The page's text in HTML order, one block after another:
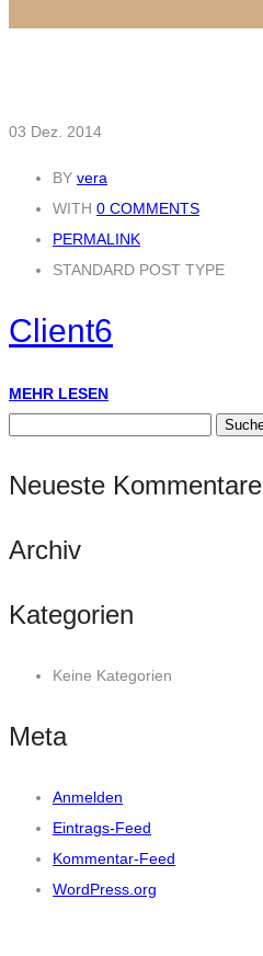
03 Dez. 2014
BY vera
WITH 0 COMMENTS
PERMALINK
STANDARD POST TYPE
Client6
MEHR LESEN
Neueste Kommentare
Archiv
Kategorien
Keine Kategorien
Meta
Anmelden
Eintrags-Feed
Kommentar-Feed
WordPress.org